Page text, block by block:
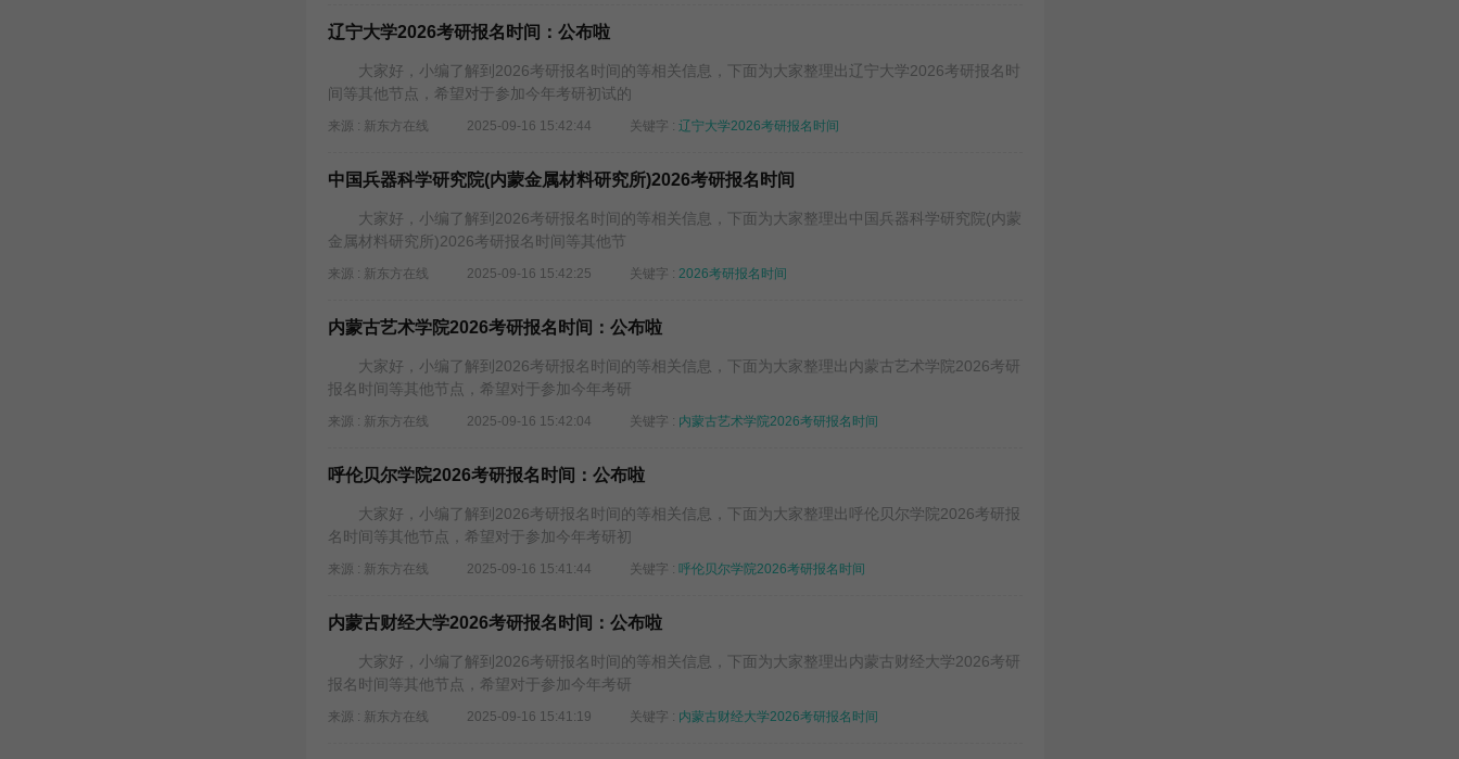
辽宁大学2026考研报名时间：公布啦
大家好，小编了解到2026考研报名时间的等相关信息，下面为大家整理出辽宁大学2026考研报名时
间等其他节点，希望对于参加今年考研初试的
来源 : 新东方在线 2025-09-16 15:42:44 关键字 : 辽宁大学2026考研报名时间
中国兵器科学研究院(内蒙金属材料研究所)2026考研报名时间
大家好，小编了解到2026考研报名时间的等相关信息，下面为大家整理出中国兵器科学研究院(内蒙
金属材料研究所)2026考研报名时间等其他节
来源 : 新东方在线 2025-09-16 15:42:25 关键字 : 2026考研报名时间
内蒙古艺术学院2026考研报名时间：公布啦
大家好，小编了解到2026考研报名时间的等相关信息，下面为大家整理出内蒙古艺术学院2026考研
报名时间等其他节点，希望对于参加今年考研
来源 : 新东方在线 2025-09-16 15:42:04 关键字 : 内蒙古艺术学院2026考研报名时间
呼伦贝尔学院2026考研报名时间：公布啦
大家好，小编了解到2026考研报名时间的等相关信息，下面为大家整理出呼伦贝尔学院2026考研报
名时间等其他节点，希望对于参加今年考研初
来源 : 新东方在线 2025-09-16 15:41:44 关键字 : 呼伦贝尔学院2026考研报名时间
内蒙古财经大学2026考研报名时间：公布啦
大家好，小编了解到2026考研报名时间的等相关信息，下面为大家整理出内蒙古财经大学2026考研
报名时间等其他节点，希望对于参加今年考研
来源 : 新东方在线 2025-09-16 15:41:19 关键字 : 内蒙古财经大学2026考研报名时间